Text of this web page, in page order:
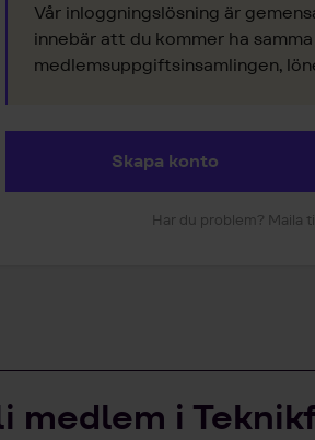
Vår inloggningslösning är
innebär att du kommer ha
medlemsuppgiftsinsamlingen,
Skapa konto
Har du problem? Maila
medlem i